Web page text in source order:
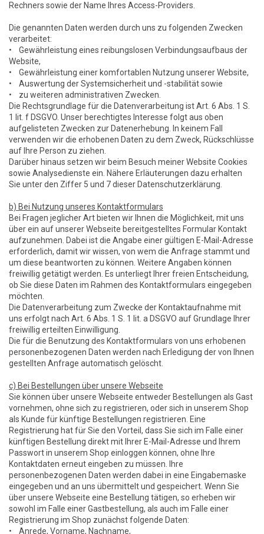
Rechners sowie der Name Ihres Access-Providers.
Die genannten Daten werden durch uns zu folgenden Zwecken
verarbeitet:
• Gewährleistung eines reibungslosen Verbindungsaufbaus der
Website,
• Gewährleistung einer komfortablen Nutzung unserer Website,
• Auswertung der Systemsicherheit und -stabilität sowie
• zu weiteren administrativen Zwecken.
Die Rechtsgrundlage für die Datenverarbeitung ist Art. 6 Abs. 1 S.
1 lit. f DSGVO. Unser berechtigtes Interesse folgt aus oben
aufgelisteten Zwecken zur Datenerhebung. In keinem Fall
verwenden wir die erhobenen Daten zu dem Zweck, Rückschlüsse
auf Ihre Person zu ziehen.
Darüber hinaus setzen wir beim Besuch meiner Website Cookies
sowie Analysedienste ein. Nähere Erläuterungen dazu erhalten
Sie unter den Ziffer 5 und 7 dieser Datenschutzerklärung.
b) Bei Nutzung unseres Kontaktformulars
Bei Fragen jeglicher Art bieten wir Ihnen die Möglichkeit, mit uns
über ein auf unserer Webseite bereitgestelltes Formular Kontakt
aufzunehmen. Dabei ist die Angabe einer gültigen E-Mail-Adresse
erforderlich, damit wir wissen, von wem die Anfrage stammt und
um diese beantworten zu können. Weitere Angaben können
freiwillig getätigt werden. Es unterliegt Ihrer freien Entscheidung,
ob Sie diese Daten im Rahmen des Kontaktformulars eingegeben
möchten.
Die Datenverarbeitung zum Zwecke der Kontaktaufnahme mit
uns erfolgt nach Art. 6 Abs. 1 S. 1 lit. a DSGVO auf Grundlage Ihrer
freiwillig erteilten Einwilligung.
Die für die Benutzung des Kontaktformulars von uns erhobenen
personenbezogenen Daten werden nach Erledigung der von Ihnen
gestellten Anfrage automatisch gelöscht.
c) Bei Bestellungen über unsere Webseite
Sie können über unsere Webseite entweder Bestellungen als Gast
vornehmen, ohne sich zu registrieren, oder sich in unserem Shop
als Kunde für künftige Bestellungen registrieren. Eine
Registrierung hat für Sie den Vorteil, dass Sie sich im Falle einer
künftigen Bestellung direkt mit Ihrer E-Mail-Adresse und Ihrem
Passwort in unserem Shop einloggen können, ohne Ihre
Kontaktdaten erneut eingeben zu müssen. Ihre
personenbezogenen Daten werden dabei in eine Eingabemaske
eingegeben und an uns übermittelt und gespeichert. Wenn Sie
über unsere Webseite eine Bestellung tätigen, so erheben wir
sowohl im Falle einer Gastbestellung, als auch im Falle einer
Registrierung im Shop zunächst folgende Daten:
• Anrede, Vorname, Nachname,